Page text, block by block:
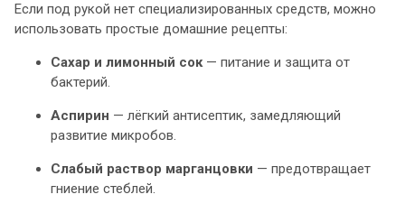
Если под рукой нет специализированных средств, можно
использовать простые домашние рецепты:
Сахар и лимонный сок— питание и защита от
бактерий.
Аспирин — лёгкий антисептик, замедляющий
развитие микробов.
Слабый раствор марганцовки — предотвращает
гниение стеблей.